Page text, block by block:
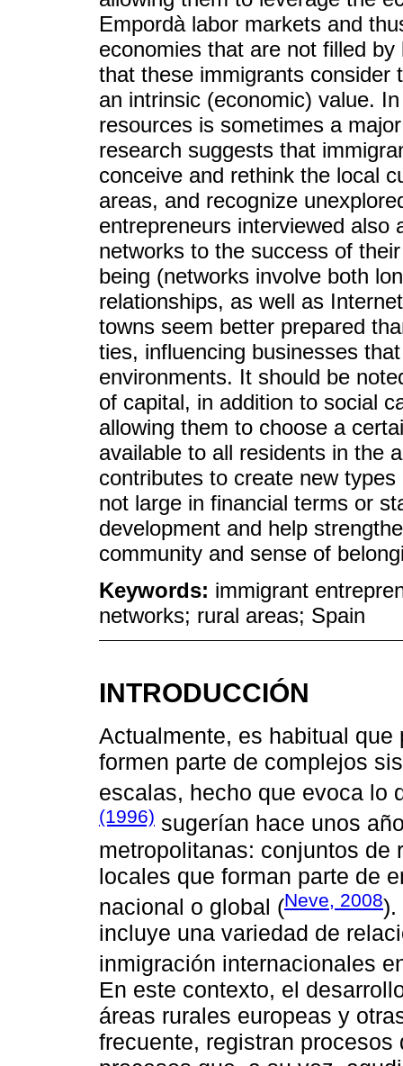
Empordà labor markets and
economies that are not filled
that these immigrants consider
an intrinsic (economic) value.
resources is sometimes a
research suggests that
conceive and rethink the local
areas, and recognize
entrepreneurs interviewed also
networks to the success of
being (networks involve both
relationships, as well as
towns seem better prepared
ties, influencing businesses
environments. It should be
of capital, in addition to social
allowing them to choose a
available to all residents in the
contributes to create new
not large in financial terms or
development and help
community and sense of
Keywords: immigrant
networks; rural areas; Spain
INTRODUCCIÓN
Actualmente, es habitual
formen parte de complejos
escalas, hecho que evoca lo
(1996) sugerían hace unos
metropolitanas: conjuntos
locales que forman parte de
nacional o global (Neve, 2008).
incluye una variedad de
inmigración internacionales
En este contexto, el
áreas rurales europeas y
frecuente, registran